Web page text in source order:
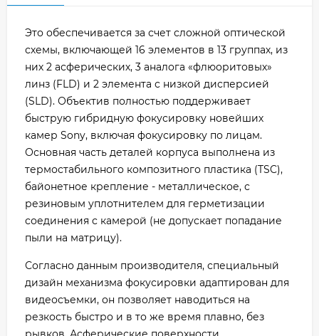
Это обеспечивается за счет сложной оптической
схемы, включающей 16 элементов в 13 группах, из
них 2 асферических, 3 аналога «флюоритовых»
линз (FLD) и 2 элемента с низкой дисперсией
(SLD). Объектив полностью поддерживает
быструю гибридную фокусировку новейших
камер Sony, включая фокусировку по лицам.
Основная часть деталей корпуса выполнена из
термостабильного композитного пластика (TSC),
байонетное крепление - металлическое, с
резиновым уплотнителем для герметизации
соединения с камерой (не допускает попадание
пыли на матрицу).
Согласно данным производителя, специальный
дизайн механизма фокусировки адаптирован для
видеосъемки, он позволяет наводиться на
резкость быстро и в то же время плавно, без